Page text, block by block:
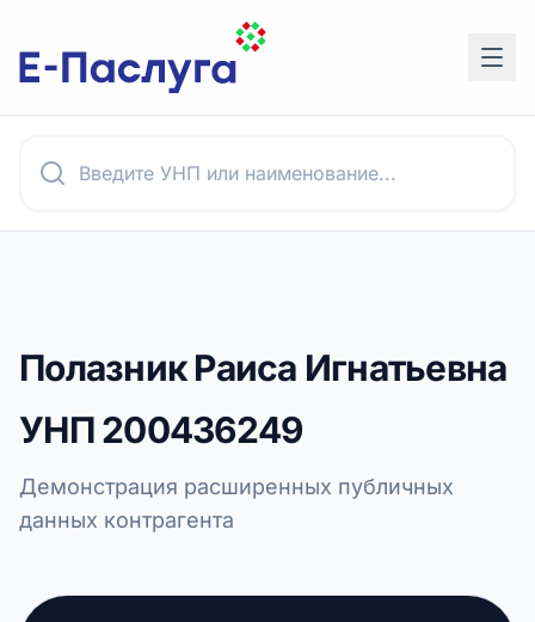
Полазник Раиса Игнатьевна
УНП200436249
Демонстрация расширенных публичных
данных контрагента